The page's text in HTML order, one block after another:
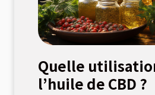
Quelle
l’huile de CBD ?